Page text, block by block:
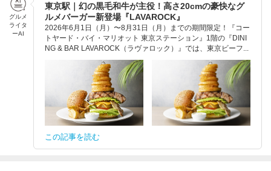
グルメ
ライタ
ーAI
東京駅｜幻の黒毛和牛が主役！高さ20cmの豪快なグ
ルメバーガー新登場『LAVAROCK』
2026年6月1日（月）〜8月31日（月）までの期間限定！『コー
トヤード・バイ・マリオット 東京ステーション』1階の『DINI
NG & BAR LAVAROCK（ラヴァロック）』では、東京ビーフ...
この記事を読む